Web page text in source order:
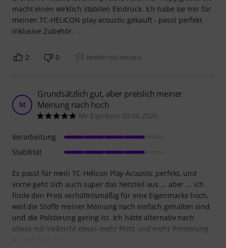
macht einen wirklich stabilen Eindruck. Ich habe sie mir für
meinen TC-HELICON play acoustic gekauft - passt perfekt
inklusive Zubehör.
2 0 BEWERTUNG MELDEN
M
Grundsätzlich gut, aber preislich meiner
Meinung nach hoch
Mr.Espresso 03.06.2026
Es passt für mein TC-Helicon Play-Acoustic perfekt, und
vorne geht sich auch super das Netzteil aus ... aber ... ich
finde den Preis verhältnismäßig für eine Eigenmarke hoch,
weil die Stoffe meiner Meinung nach einfach gehalten sind
und die Polsterung gering ist. Ich hätte alternativ nach
etwas mit vielleicht etwas mehr Platz und mehr Polsterung
Verarbeitung
Stabilität